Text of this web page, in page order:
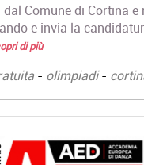
Comune di Cortina e
e invia la
di più
- olimpiadi-